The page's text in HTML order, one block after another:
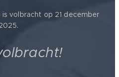
is volbracht op 21 december